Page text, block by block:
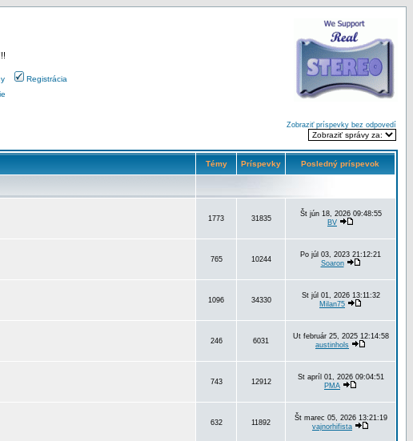
Registrácia
Zobraziť príspevky bez odpovedí
Témy Príspevky Posledný príspevok
1773 31835
Št jún 18, 2026 09:48:55
BV
765 10244
Po júl 03, 2023 21:12:21
Soaron
1096 34330
St júl 01, 2026 13:11:32
Milan75
246 6031
Ut február 25, 2025 12:14:58
austinhols
743 12912
St apríl 01, 2026 09:04:51
PMA
632 11892
Št marec 05, 2026 13:21:19
vajnorhifista